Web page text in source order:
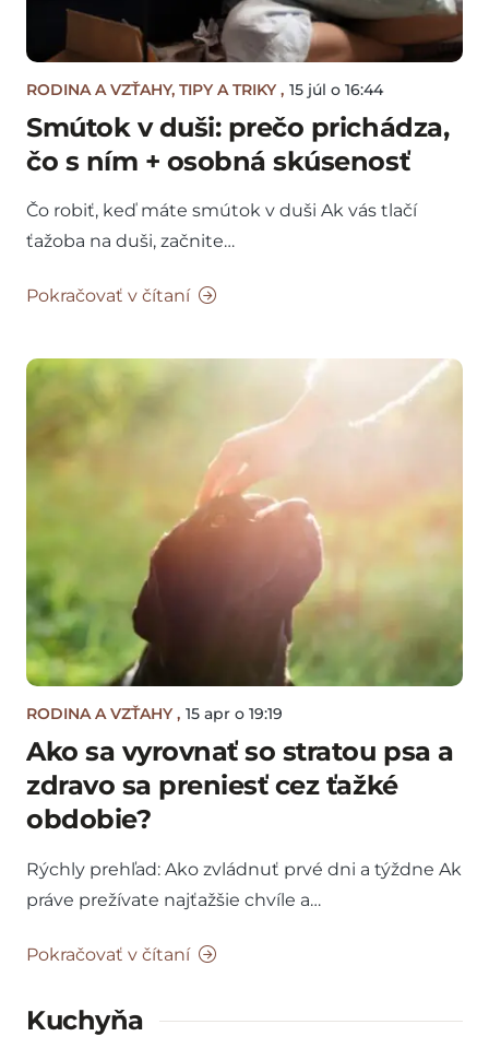
RODINA A VZŤAHY, TIPY A TRIKY , 15 júl o 16:44
Smútok v duši: prečo prichádza,
čo s ním + osobná skúsenosť
Čo robiť, keď máte smútok v duši Ak vás tlačí
ťažoba na duši, začnite…
Pokračovať v čítaní
RODINA A VZŤAHY , 15 apr o 19:19
Ako sa vyrovnať so stratou psa a
zdravo sa preniesť cez ťažké
obdobie?
Rýchly prehľad: Ako zvládnuť prvé dni a týždne Ak
práve prežívate najťažšie chvíle a…
Pokračovať v čítaní
Kuchyňa